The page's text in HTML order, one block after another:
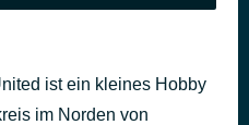
ist ein kleines Hobby
im Norden von